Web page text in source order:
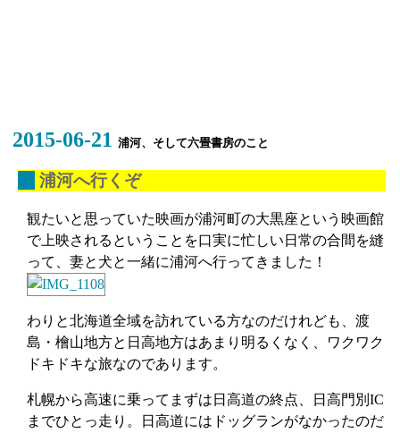
2015-06-21 浦河、そして六畳書房のこと
浦河へ行くぞ
観たいと思っていた映画が浦河町の大黒座という映画館
で上映されるということを口実に忙しい日常の合間を縫
って、妻と犬と一緒に浦河へ行ってきました！
わりと北海道全域を訪れている方なのだけれども、渡
島・檜山地方と日高地方はあまり明るくなく、ワクワク
ドキドキな旅なのであります。
札幌から高速に乗ってまずは日高道の終点、日高門別IC
までひとっ走り。日高道にはドッグランがなかったのだ